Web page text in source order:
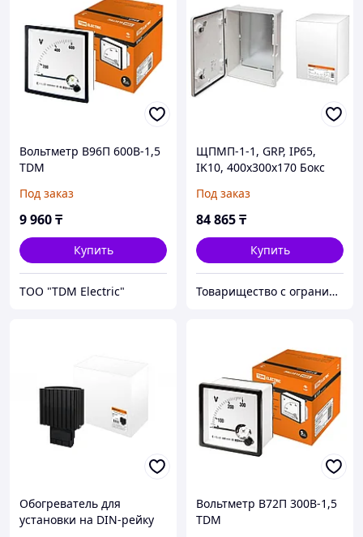
Вольтметр В96П 600В-1,5
TDM
Под заказ
9 960₸
Купить
ТОО "TDM Electric"
ЩПМП-1-1, GRP, IP65,
IK10, 400х300х170 Бокс
антивандальный
Под заказ
84 865₸
Купить
Товарищество с ограниченной ответственностью "Nabludenie.kz"
Обогреватель для
установки на DIN-рейку
Вольтметр В72П 300В-1,5
TDM